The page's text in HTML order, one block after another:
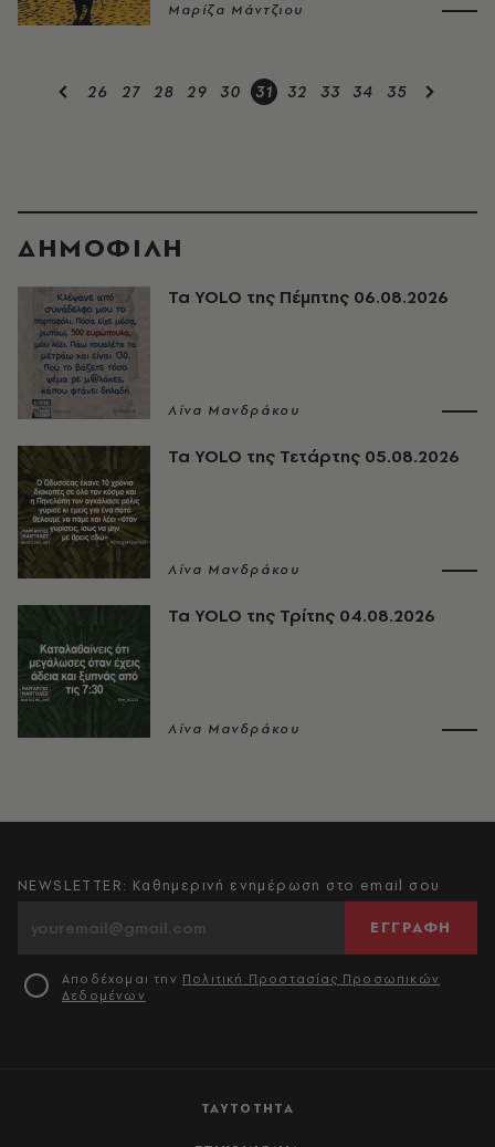
Μαρίζα Μάντζιου
26 27 28 29 30 31 32 33 34 35
ΔΗΜΟΦΙΛΗ
Τα YOLO της Πέμπτης 06.08.2026
Λίνα Μανδράκου
Τα YOLO της Τετάρτης 05.08.2026
Λίνα Μανδράκου
Τα YOLO της Τρίτης 04.08.2026
Λίνα Μανδράκου
ΤΑΥΤΟΤΗΤΑ
NEWSLETTER: Καθημερινή ενημέρωση στο email σου
ΕΓΓΡΑΦΗ
Αποδέχομαι την Πολιτική Προστασίας Προσωπικών
Δεδομένων